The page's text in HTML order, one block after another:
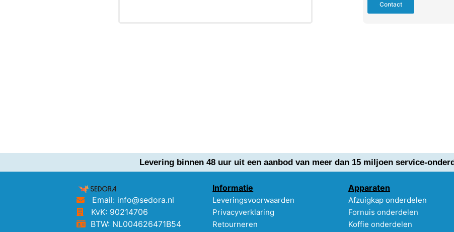
Contact
Levering binnen 48 uur uit een aanbod van meer dan 15 miljoen service-
Email: info@sedora.nl
KvK: 90214706
BTW: NL004626471B54
Informatie
Leveringsvoorwaarden
Privacyverklaring
Retourneren
Apparaten
Afzuigkap onderdelen
Fornuis onderdelen
Koffie onderdelen